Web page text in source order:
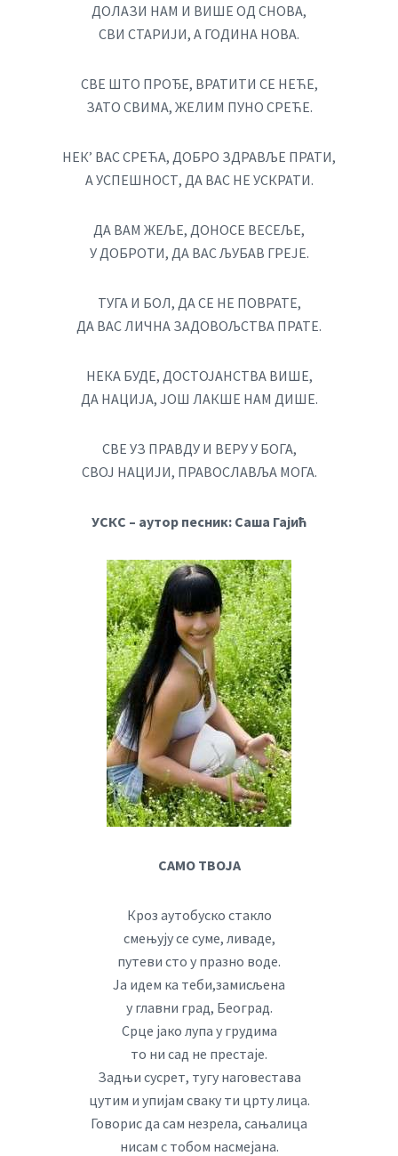
ДОЛАЗИ НАМ И ВИШЕ ОД СНОВА,
СВИ СТАРИЈИ, А ГОДИНА НОВА.
СВЕ ШТО ПРОЂЕ, ВРАТИТИ СЕ НЕЋЕ,
ЗАТО СВИМА, ЖЕЛИМ ПУНО СРЕЋЕ.
НЕК’ ВАС СРЕЋА, ДОБРО ЗДРАВЉЕ ПРАТИ,
А УСПЕШНОСТ, ДА ВАС НЕ УСКРАТИ.
ДА ВАМ ЖЕЉЕ, ДОНОСЕ ВЕСЕЉЕ,
У ДОБРОТИ, ДА ВАС ЉУБАВ ГРЕЈЕ.
ТУГА И БОЛ, ДА СЕ НЕ ПОВРАТЕ,
ДА ВАС ЛИЧНА ЗАДОВОЉСТВА ПРАТЕ.
НЕКА БУДЕ, ДОСТОЈАНСТВА ВИШЕ,
ДА НАЦИЈА, ЈОШ ЛАКШЕ НАМ ДИШЕ.
СВЕ УЗ ПРАВДУ И ВЕРУ У БОГА,
СВОЈ НАЦИЈИ, ПРАВОСЛАВЉА МОГА.
УСКС – аутор песник: Саша Гајић
САМО ТВОЈА
Кроз аутобуско стакло
смењују се суме, ливаде,
путеви сто у празно воде.
Ја идем ка теби,замисљена
у главни град, Београд.
Срце јако лупа у грудима
то ни сад не престаје.
Задњи сусрет, тугу наговестава
цутим и упијам сваку ти црту лица.
Говорис да сам незрела, сањалица
нисам с тобом насмејана.